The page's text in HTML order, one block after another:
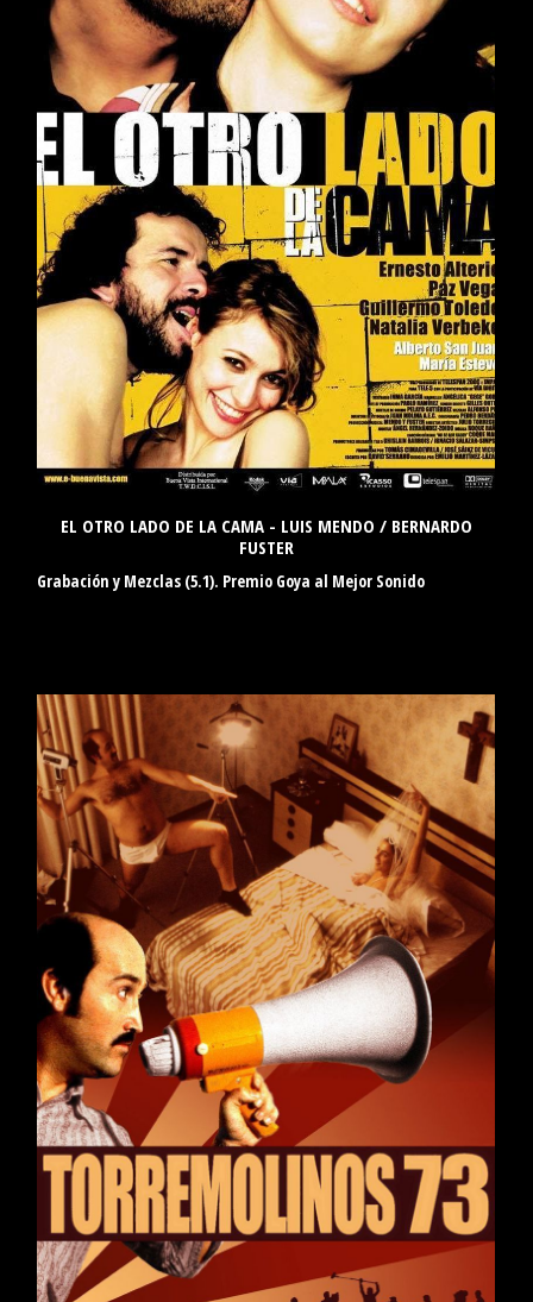
EL OTRO LADO DE LA CAMA - LUIS MENDO / BERNARDO
FUSTER
Grabación y Mezclas (5.1). Premio Goya al Mejor Sonido